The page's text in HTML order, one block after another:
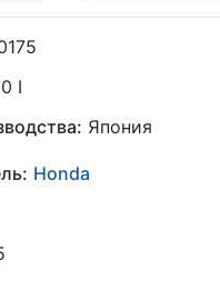
I
Япония
Honda